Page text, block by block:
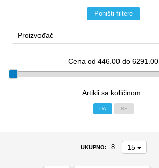
Poništi filtere
Proizvođač
Cena od 446.00 do 6291.00
Artikli sa količinom :
DA NE
UKUPNO: 8 15